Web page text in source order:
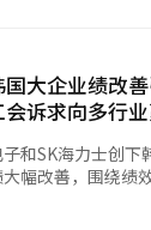
。他将此比作夏
讨论。他认为，
乌尔山地区的石
前仍在讨论中，
系统翻译与编辑
，核心诉求包括
有权利主张正当
升级为针对私人
住宅不是谈判场
股东的反应同样
行反对集会，并
立。股东是企业
的股东权利行使
国大企业绩改
会诉求向多行
和SK海力士创下
幅改善，围绕绩
提出高